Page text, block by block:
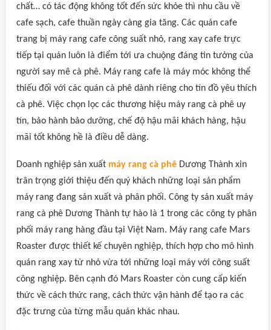
chất… có tác động không tốt đến sức khỏe thì nhu cầu về
cafe sạch, cafe thuần ngày càng gia tăng. Các quán cafe
trang bị máy rang cafe công suất nhỏ, rang xay cafe trực
tiếp tại quán luôn là điểm tới ưa chuộng đáng tin tưởng của
người say mê cà phê. Máy rang cafe là máy móc không thể
thiếu đối với các quán cà phê dành riêng cho tín đồ yêu thích
cà phê. Việc chọn lọc các thương hiệu máy rang cà phê uy
tín, bảo hành bảo dưỡng, chế độ hậu mãi khách hàng, hậu
mãi tốt không hề là điều dễ dàng.
Doanh nghiệp sản xuất máy rang cà phê Dương Thành xin
trân trọng giới thiệu đến quý khách những loại sản phẩm
máy rang đang sản xuất và phân phối. Công ty sản xuất máy
rang cà phê Dương Thành tự hào là 1 trong các công ty phân
phối máy rang hàng đầu tại Việt Nam. Máy rang cafe Mars
Roaster được thiết kế chuyên nghiệp, thích hợp cho mô hình
quán rang xay từ nhỏ vừa tới những loại máy với công suất
công nghiệp. Bên cạnh đó Mars Roaster còn cung cấp kiến
thức về cách thức rang, cách thức vận hành để tạo ra các
đặc trưng của từng mẫu quán khác nhau.